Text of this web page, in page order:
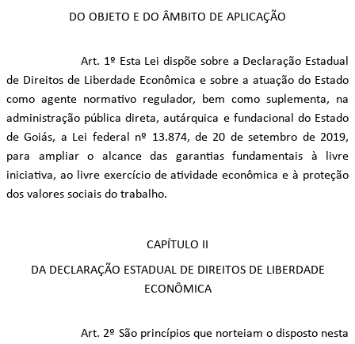
DO OBJETO E DO ÂMBITO DE APLICAÇÃO
Art. 1º Esta Lei dispõe sobre a Declaração Estadual
de Direitos de Liberdade Econômica e sobre a atuação do Estado
como agente normativo regulador, bem como suplementa, na
administração pública direta, autárquica e fundacional do Estado
de Goiás, a Lei federal nº 13.874, de 20 de setembro de 2019,
para ampliar o alcance das garantias fundamentais à livre
iniciativa, ao livre exercício de atividade econômica e à proteção
dos valores sociais do trabalho.
CAPÍTULO II
DA DECLARAÇÃO ESTADUAL DE DIREITOS DE LIBERDADE
ECONÔMICA
Art. 2º São princípios que norteiam o disposto nesta